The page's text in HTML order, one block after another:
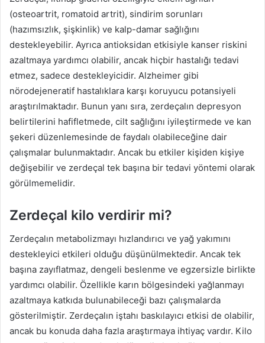
(osteoartrit, romatoid artrit), sindirim sorunları
(hazımsızlık, şişkinlik) ve kalp-damar sağlığını
destekleyebilir. Ayrıca antioksidan etkisiyle kanser riskini
azaltmaya yardımcı olabilir, ancak hiçbir hastalığı tedavi
etmez, sadece destekleyicidir. Alzheimer gibi
nörodejeneratif hastalıklara karşı koruyucu potansiyeli
araştırılmaktadır. Bunun yanı sıra, zerdeçalın depresyon
belirtilerini hafifletmede, cilt sağlığını iyileştirmede ve kan
şekeri düzenlemesinde de faydalı olabileceğine dair
çalışmalar bulunmaktadır. Ancak bu etkiler kişiden kişiye
değişebilir ve zerdeçal tek başına bir tedavi yöntemi olarak
görülmemelidir.
Zerdeçal kilo verdirir mi?
Zerdeçalın metabolizmayı hızlandırıcı ve yağ yakımını
destekleyici etkileri olduğu düşünülmektedir. Ancak tek
başına zayıflatmaz, dengeli beslenme ve egzersizle birlikte
yardımcı olabilir. Özellikle karın bölgesindeki yağlanmayı
azaltmaya katkıda bulunabileceği bazı çalışmalarda
gösterilmiştir. Zerdeçalın iştahı baskılayıcı etkisi de olabilir,
ancak bu konuda daha fazla araştırmaya ihtiyaç vardır. Kilo